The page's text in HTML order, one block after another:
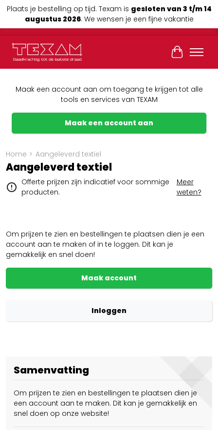
Plaats je bestelling op tijd. Texam is gesloten van 3 t/m 14
augustus 2026. We wensen je een fijne vakantie
Maak een account aan om toegang te krijgen tot alle
tools en services van TEXAM
Maak een account aan
Home > Aangeleverd textiel
Aangeleverd textiel
Offerte prijzen zijn indicatief voor sommige
producten.
Meer
weten?
Om prijzen te zien en bestellingen te plaatsen dien je een
account aan te maken of in te loggen. Dit kan je
gemakkelijk en snel doen!
Maak account
Inloggen
Samenvatting
Om prijzen te zien en bestellingen te plaatsen dien je
een account aan te maken. Dit kan je gemakkelijk en
snel doen op onze website!